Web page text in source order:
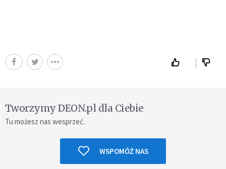
Tworzymy DEON.pl dla Ciebie
Tu możesz nas wesprzeć.
WSPOMÓŻ NAS